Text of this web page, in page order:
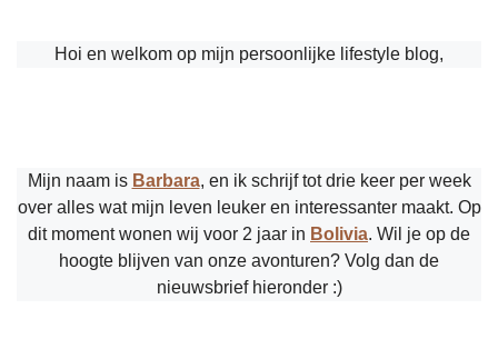
Hoi en welkom op mijn persoonlijke lifestyle blog,
Mijn naam is Barbara, en ik schrijf tot drie keer per week
over alles wat mijn leven leuker en interessanter maakt. Op
dit moment wonen wij voor 2 jaar in Bolivia. Wil je op de
hoogte blijven van onze avonturen? Volg dan de
nieuwsbrief hieronder :)